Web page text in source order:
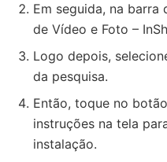
Em seguida, na barra
de Vídeo e Foto –
Logo depois,
da pesquisa.
Então, toque no
instruções na tela
instalação.